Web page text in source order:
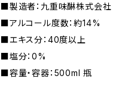
■製造者：九重味醂株式会社
■アルコール度数：約14%
■エキス分：40度以上
■塩分：0%
■容量・容器：500ml 瓶